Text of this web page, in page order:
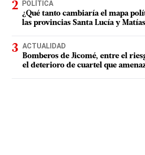
POLÍTICA
¿Qué tanto cambiaría el mapa
las provincias Santa Lucía y
ACTUALIDAD
Bomberos de Jicomé, entre el
el deterioro de cuartel que